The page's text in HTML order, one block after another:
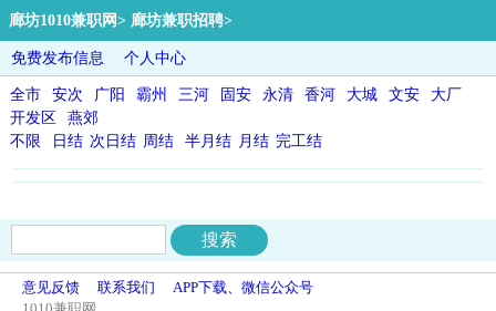
廊坊1010兼职网> 廊坊兼职招聘>
免费发布信息 个人中心
全市 安次 广阳 霸州 三河 固安 永清 香河 大城 文安
大厂
开发区
燕郊
不限
日结 次日结 周结 半月结 月结 完工结
意见反馈 联系我们
APP下载、微信公众号